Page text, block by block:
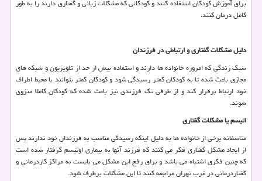
برای آموزش کودکان استفاده کنند و کودکانی که مشکلات زبانی و گفتاری دارند را به طور
کامل درمان کنند.
دلیل مشکلات گفتاری و ارتباطی در فرزندان
سبک زندگی که امروزه خانواده ها دارند و استفاده بیش از حد از تلویزیون و شبکه های
مجازی باعث شده تا به کودکان کمتر رسیدگی شود و کودکان کمتر بتوانند با محیط اطراف
خود ارتباط برقرار کند و از طرفی تک فرزندی نیز باعث شده که کودکان کاملا منزوی
شوند.
اتیسم یا مشکلات گفتاری
متاسفانه برخی از خانواده ها به دلیل اینکه رسیدگی مناسب به فرزندان خود ندارند پس
از ایجاد مشکل گفتاری فکر می کنند که فرزند آنها به بیماری اوتیسم گرفتار شده است
که چنین فکری اشتباه می باشد و برای رفع این مشکل می بایست به مراکز کاردرمانی و
گفتاردرمانی در غرب تهران مراجعه کنند تا این مشکلات برطرف شود.